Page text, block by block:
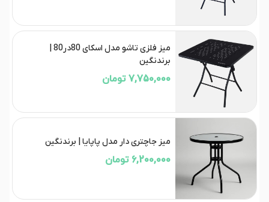
برند‌نگین
7,750,000 تومان
میز جاچتری دار مدل پاپایا | برند‌نگین
6,200,000 تومان